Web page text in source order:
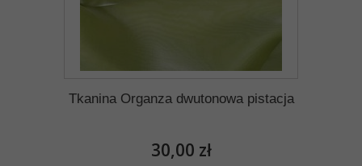
Tkanina Organza dwutonowa pistacja
30,00 zł